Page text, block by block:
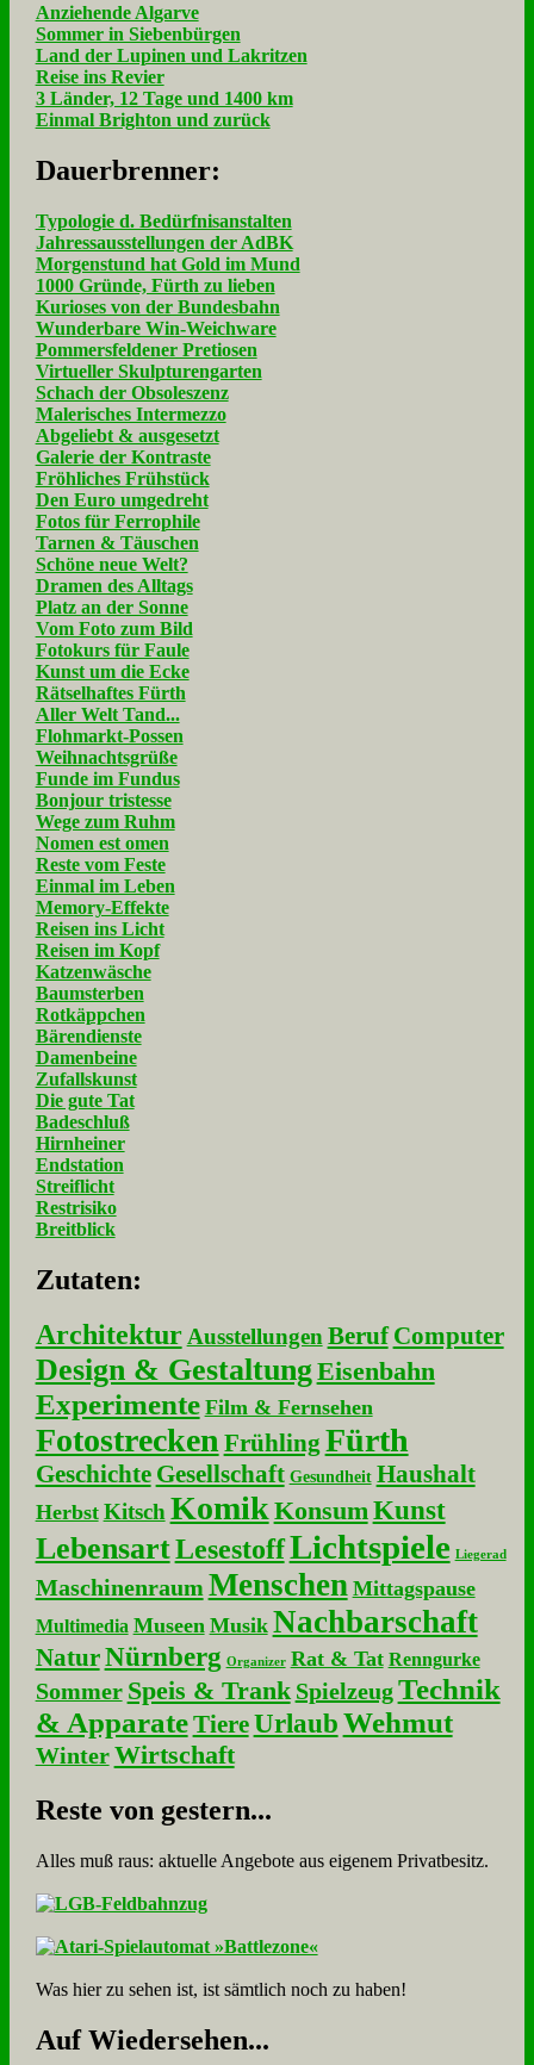
Anziehende Algarve
Sommer in Siebenbürgen
Land der Lupinen und Lakritzen
Reise ins Revier
3 Länder, 12 Tage und 1400 km
Einmal Brighton und zurück
Dau­er­bren­ner:
Typologie d. Bedürfnisanstalten
Jahressausstellungen der AdBK
Morgenstund hat Gold im Mund
1000 Gründe, Fürth zu lieben
Kurioses von der Bundesbahn
Wunderbare Win-Weichware
Pommersfeldener Pretiosen
Virtueller Skulpturengarten
Schach der Obsoleszenz
Malerisches Intermezzo
Abgeliebt & ausgesetzt
Galerie der Kontraste
Fröhliches Frühstück
Den Euro umgedreht
Fotos für Ferrophile
Tarnen & Täuschen
Schöne neue Welt?
Dramen des Alltags
Platz an der Sonne
Vom Foto zum Bild
Fotokurs für Faule
Kunst um die Ecke
Rätselhaftes Fürth
Aller Welt Tand...
Flohmarkt-Possen
Weihnachtsgrüße
Funde im Fundus
Bonjour tristesse
Wege zum Ruhm
Nomen est omen
Reste vom Feste
Einmal im Leben
Memory-Effekte
Reisen ins Licht
Reisen im Kopf
Katzenwäsche
Baumsterben
Rotkäppchen
Bärendienste
Damenbeine
Zufallskunst
Die gute Tat
Badeschluß
Hirnheiner
Endstation
Streiflicht
Restrisiko
Breitblick
Zu­ta­ten:
Architektur Ausstellungen Beruf Computer
Design & GestaltungEisenbahn
Experimente Film & Fernsehen
Fotostrecken Frühling Fürth
Geschichte Gesellschaft Gesundheit Haushalt
Herbst Kitsch KomikKonsumKunst
LebensartLesestoffLichtspiele Liegerad
Maschinenraum Menschen Mittagspause
Multimedia Museen Musik Nachbarschaft
NaturNürnberg Organizer Rat & Tat Renngurke
Sommer Speis & Trank Spielzeug Technik
& Apparate Tiere UrlaubWehmut
Winter Wirtschaft
Re­ste von ge­stern...
Alles muß raus: aktuelle An­ge­bo­te aus eigenem Privatbesitz.
Was hier zu sehen ist, ist sämt­lich noch zu haben!
Auf Wie­der­se­hen...